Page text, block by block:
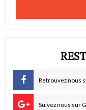
Retrouvez nous
Suivez nous sur